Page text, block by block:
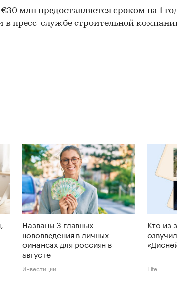
млн предоставляется сроком на 1
в пресс-службе строительной
Названы 3 главных
нововведения в личных
финансах для россиян в
августе
Инвестиции
Кто из
Life